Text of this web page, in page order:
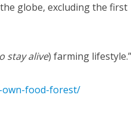
globe, excluding the first
stay alive) farming
own-food-forest/